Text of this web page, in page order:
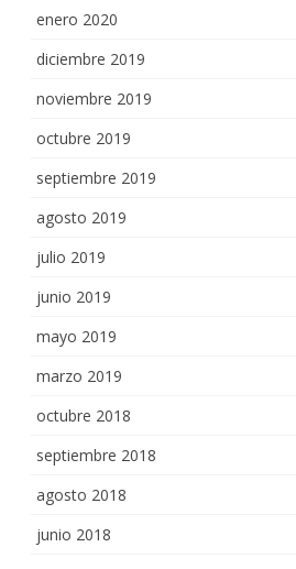
enero 2020
diciembre 2019
noviembre 2019
octubre 2019
septiembre 2019
agosto 2019
julio 2019
junio 2019
mayo 2019
marzo 2019
octubre 2018
septiembre 2018
agosto 2018
junio 2018